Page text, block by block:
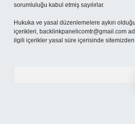
sorumluluğu kabul etmiş sayılırlar.
Hukuka ve yasal düzenlemelere aykırı
içerikleri, backlinkpanelicomtr@gmail.com
ilgili içerikler yasal süre içerisinde sitemizden